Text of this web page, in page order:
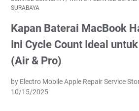
SURABAYA
Kapan Baterai MacBook
Ini Cycle Count Ideal
(Air & Pro)
by Electro Mobile Apple Repair Service
10/15/2025